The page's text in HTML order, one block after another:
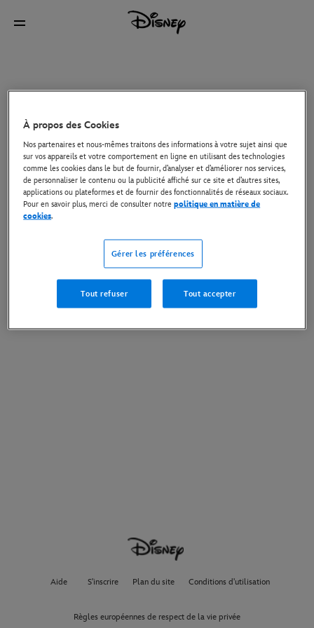
Aide S'inscrire Plan du site Conditions d'utilisation
Règles européennes de respect de la vie privée
À propos des Cookies
Nos partenaires et nous-mêmes traitons des informations à votre sujet ainsi que
sur vos appareils et votre comportement en ligne en utilisant des technologies
comme les cookies dans le but de fournir, d’analyser et d’améliorer nos services,
de personnaliser le contenu ou la publicité affiché sur ce site et d’autres sites,
applications ou plateformes et de fournir des fonctionnalités de réseaux sociaux.
Pour en savoir plus, merci de consulter notrepolitique en matière de
cookies.
Gérer les préférences
Tout refuser Tout accepter